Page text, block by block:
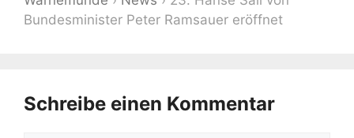
Bundesminister Peter Ramsauer eröffnet
Schreibe einen Kommentar